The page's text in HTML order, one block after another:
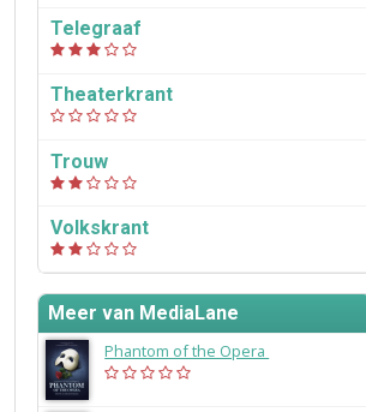
Telegraaf
Theaterkrant
Trouw
Volkskrant
Meer van MediaLane
Phantom of the Opera